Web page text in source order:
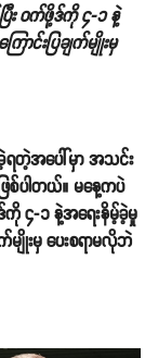
း ဝက်ဖို့ဒ်ကို ၄-၁ နဲ့
င်းပြချက်မျိုးမှ
တဲ့အပေါ်မှာ အသင်း
စ်ပါတယ်။ မနေ့ကပဲ
၄-၁ နဲ့အရေးနိမ့်ခဲ့မှု
ျိုးမှ ပေးစရာမလိုဘဲ